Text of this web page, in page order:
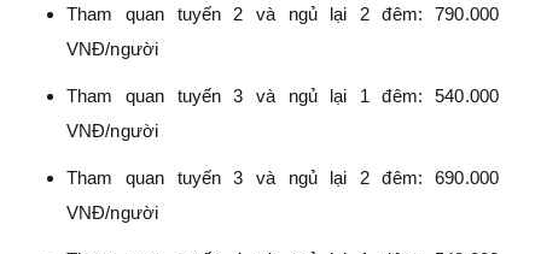
Tham quan tuyến 2 và ngủ lại 2 đêm: 790.000
VNĐ/người
Tham quan tuyến 3 và ngủ lại 1 đêm: 540.000
VNĐ/người
Tham quan tuyến 3 và ngủ lại 2 đêm: 690.000
VNĐ/người